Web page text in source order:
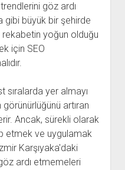
göz ardı
gibi büyük bir şehirde
yoğun olduğu
için SEO
sıralarda yer almayı
artıran
Ancak, sürekli olarak
etmek ve uygulamak
Karşıyaka'daki
ardı etmemeleri